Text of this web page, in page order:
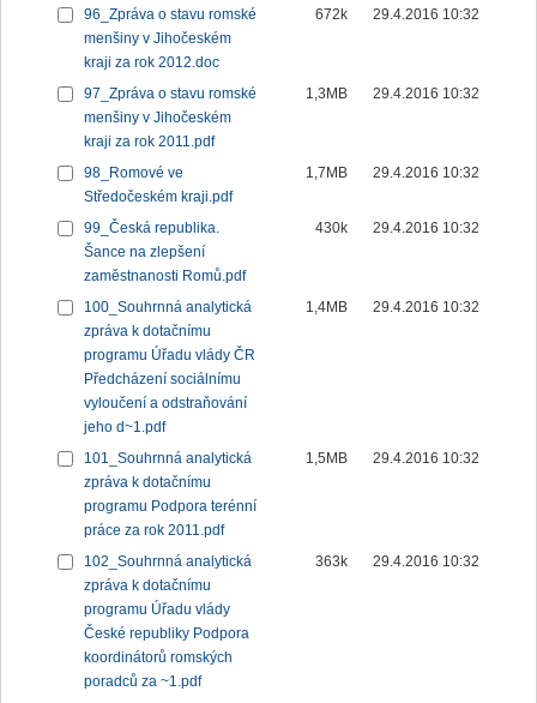
96_Zpráva o stavu romské
menšiny v Jihočeském
kraji za rok 2012.doc
672k 29.4.2016 10:32
97_Zpráva o stavu romské
menšiny v Jihočeském
kraji za rok 2011.pdf
1,3MB 29.4.2016 10:32
98_Romové ve
Středočeském kraji.pdf
1,7MB 29.4.2016 10:32
99_Česká republika.
Šance na zlepšení
zaměstnanosti Romů.pdf
430k 29.4.2016 10:32
100_Souhrnná analytická
zpráva k dotačnímu
programu Úřadu vlády ČR
Předcházení sociálnímu
vyloučení a odstraňování
jeho d~1.pdf
1,4MB 29.4.2016 10:32
101_Souhrnná analytická
zpráva k dotačnímu
programu Podpora terénní
práce za rok 2011.pdf
1,5MB 29.4.2016 10:32
102_Souhrnná analytická
zpráva k dotačnímu
programu Úřadu vlády
České republiky Podpora
koordinátorů romských
poradců za ~1.pdf
363k 29.4.2016 10:32